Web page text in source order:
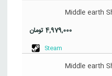
Middle earth
4,979,000تومان
Steam
Middle earth